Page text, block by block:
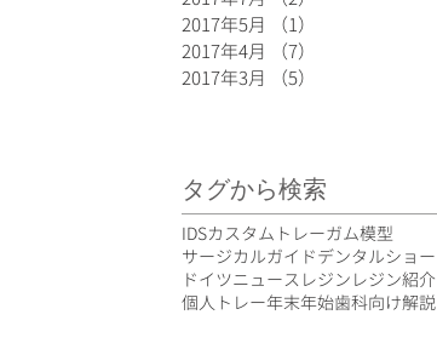
2017年5月
（1）
2017年4月
（7）
2017年3月
（5）
タグから検索
IDSカスタムトレーガム模型
サージカルガイドデンタルショー
ドイツニュース レジン レジン紹介
個人トレー年末年始歯科向け解説